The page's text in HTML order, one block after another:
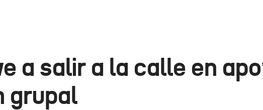
a salir a la calle en
grupal